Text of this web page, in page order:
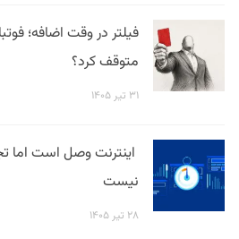
متوقف کرد؟
۳۱ تیر ۱۴۰۵
اینترنت وصل است اما
نیست
۲۸ تیر ۱۴۰۵